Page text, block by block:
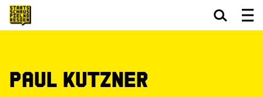
Paul Kutzner